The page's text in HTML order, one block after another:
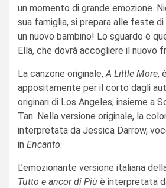
un momento di grande emozione.
sua famiglia, si prepara alle feste di
un nuovo bambino! Lo sguardo è
Ella, che dovrà accogliere il nuovo
La canzone originale, A Little More,
appositamente per il corto dagli
originari di Los Angeles, insieme a
Tan. Nella versione originale, la
interpretata da Jessica Darrow,
in Encanto.
L’emozionante versione italiana
Tutto e ancor di Più è interpretata